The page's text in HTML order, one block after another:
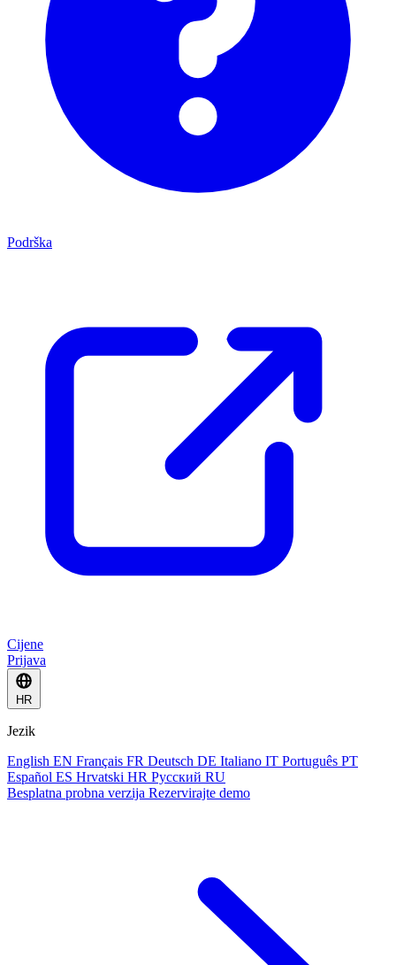
Podrška
Cijene
Prijava
HR
Jezik
English EN Français FR Deutsch DE Italiano IT Português PT
Español ES Hrvatski HR Русский RU
Besplatna probna verzija Rezervirajte demo